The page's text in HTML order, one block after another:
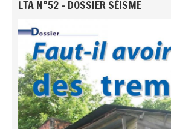
LTA N°52 - DOSSIER SÉISME